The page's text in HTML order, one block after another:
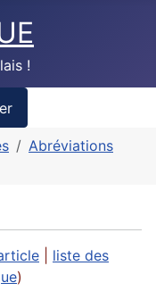
!
Abréviations
liste des
)